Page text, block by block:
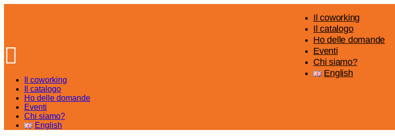
Il coworking
Il catalogo
Ho delle domande
Eventi
Chi siamo?
English
Il coworking
Il catalogo
Ho delle domande
Eventi
Chi siamo?
English